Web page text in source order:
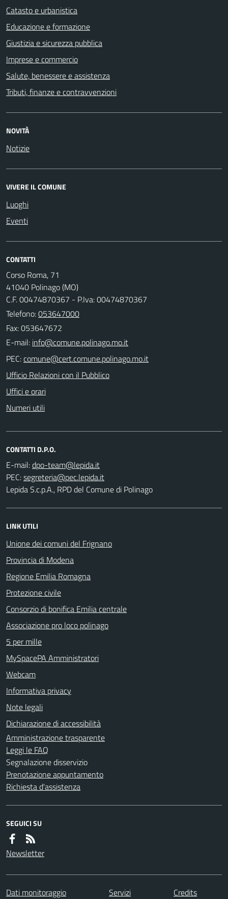
Catasto e urbanistica
Educazione e formazione
Giustizia e sicurezza pubblica
Imprese e commercio
Salute, benessere e assistenza
Tributi, finanze e contravvenzioni
NOVITÀ
Notizie
VIVERE IL COMUNE
Luoghi
Eventi
CONTATTI
Corso Roma, 71
41040 Polinago (MO)
C.F. 00474870367 - P.Iva: 00474870367
Telefono:053647000
Fax: 053647672
E-mail:
PEC:
Ufficio Relazioni con il Pubblico
Uffici e orari
Numeri utili
CONTATTI D.P.O.
E-mail:
PEC:
Lepida S.c.p.A., RPD del Comune di Polinago
LINK UTILI
Unione dei comuni del Frignano
Provincia di Modena
Regione Emilia Romagna
Protezione civile
Consorzio di bonifica Emilia centrale
Associazione pro loco polinago
5 per mille
MySpacePA Amministratori
Webcam
Informativa privacy
Note legali
Dichiarazione di accessibilità
Amministrazione trasparente
Leggi le FAQ
Segnalazione disservizio
Prenotazione appuntamento
Richiesta d'assistenza
SEGUICI SU
Newsletter
Dati monitoraggio Servizi
Credits